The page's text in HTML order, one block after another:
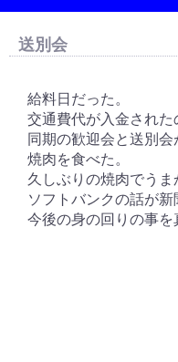
送別会
給料日だった。
交通費代が入金された
同期の歓迎会と送別会
焼肉を食べた。
久しぶりの焼肉でうま
ソフトバンクの話が
今後の身の回りの事